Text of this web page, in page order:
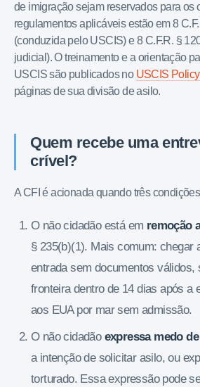
de imigração sejam reservados para os
regulamentos aplicáveis estão em 8
(conduzida pelo USCIS) e 8 C.F.R. §
judicial). O treinamento e a orientação
USCIS são publicados no USCIS
páginas de sua divisão de asilo.
Quem recebe uma
crível?
A CFI é acionada quando três
O não cidadão está em remoção
§ 235(b)(1). Mais comum: chegar
entrada sem documentos válidos,
fronteira dentro de 14 dias após a
aos EUA por mar sem admissão.
O não cidadão expressa medo
a intenção de solicitar asilo, ou
torturado. Essa expressão pode